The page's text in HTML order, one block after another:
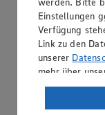
App Coupons
Einstellungen
Verfügung
Link zu den
unserer
mehr über
Verarbeitung
USA durch